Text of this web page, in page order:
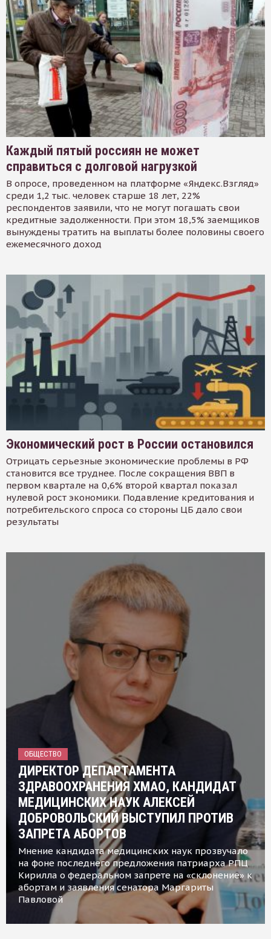
Каждый пятый россиян не может
справиться с долговой нагрузкой
В опросе, проведенном на платформе «Яндекс.Взгляд»
среди 1,2 тыс. человек старше 18 лет, 22%
респондентов заявили, что не могут погашать свои
кредитные задолженности. При этом 18,5% заемщиков
вынуждены тратить на выплаты более половины своего
ежемесячного доход
Экономический рост в России остановился
Отрицать серьезные экономические проблемы в РФ
становится все труднее. После сокращения ВВП в
первом квартале на 0,6% второй квартал показал
нулевой рост экономики. Подавление кредитования и
потребительского спроса со стороны ЦБ дало свои
результаты
ОБЩЕСТВО
ДИРЕКТОР ДЕПАРТАМЕНТА
ЗДРАВООХРАНЕНИЯ ХМАО, КАНДИДАТ
МЕДИЦИНСКИХ НАУК АЛЕКСЕЙ
ДОБРОВОЛЬСКИЙ ВЫСТУПИЛ ПРОТИВ
ЗАПРЕТА АБОРТОВ
Мнение кандидата медицинских наук прозвучало
на фоне последнего предложения патриарха РПЦ
Кирилла о федеральном запрете на «склонение» к
абортам и заявления сенатора Маргариты
Павловой